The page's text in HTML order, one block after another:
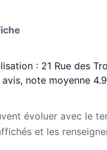
: 21 Rue des
note moyenne
évoluer avec le
et les